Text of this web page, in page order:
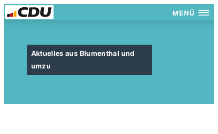
MENÜ
Aktuelles aus Blumenthal und
umzu